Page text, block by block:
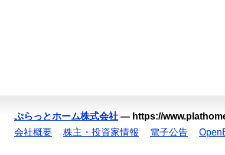
ぷらっとホーム株式会社 — https://
会社概要
株主・投資家情報 電子公告